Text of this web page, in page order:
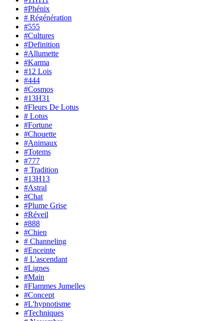
#Phénix
# Régénération
#555
#Cultures
#Definition
#Allumette
#Karma
#12 Lois
#444
#Cosmos
#13H31
#Fleurs De Lotus
# Lotus
#Fortune
#Chouette
#Animaux
#Totems
#777
# Tradition
#13H13
#Astral
#Chat
#Plume Grise
#Réveil
#888
#Chien
# Channeling
#Enceinte
# L'ascendant
#Lignes
#Main
#Flammes Jumelles
#Concept
#L'hypnotisme
#Techniques